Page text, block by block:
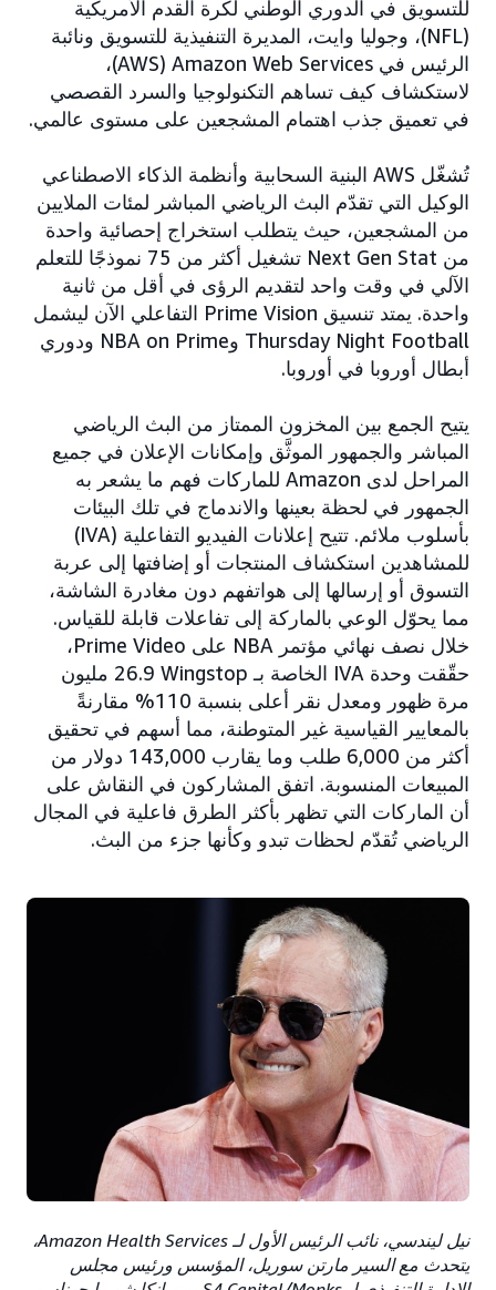
للتسويق في الدوري الوطني لكرة القدم الأمريكية
(NFL)، وجوليا وايت، المديرة التنفيذية للتسويق ونائبة
الرئيس في Amazon Web Services‏ (AWS)،
لاستكشاف كيف تساهم التكنولوجيا والسرد القصصي
في تعميق جذب اهتمام المشجعين على مستوى عالمي.
تُشغّل AWS البنية السحابية وأنظمة الذكاء الاصطناعي
الوكيل التي تقدّم البث الرياضي المباشر لمئات الملايين
من المشجعين، حيث يتطلب استخراج إحصائية واحدة
من Next Gen Stat تشغيل أكثر من 75 نموذجًا للتعلم
الآلي في وقت واحد لتقديم الرؤى في أقل من ثانية
واحدة. يمتد تنسيق Prime Vision التفاعلي الآن ليشمل
Thursday Night Football وNBA on Prime ودوري
أبطال أوروبا في أوروبا.
يتيح الجمع بين المخزون الممتاز من البث الرياضي
المباشر والجمهور الموثَّق وإمكانات الإعلان في جميع
المراحل لدى Amazon للماركات فهم ما يشعر به
الجمهور في لحظة بعينها والاندماج في تلك البيئات
بأسلوب ملائم. تتيح إعلانات الفيديو التفاعلية (IVA)
للمشاهدين استكشاف المنتجات أو إضافتها إلى عربة
التسوق أو إرسالها إلى هواتفهم دون مغادرة الشاشة،
مما يحوّل الوعي بالماركة إلى تفاعلات قابلة للقياس.
خلال نصف نهائي مؤتمر NBA على Prime Video،
حقّقت وحدة IVA الخاصة بـ Wingstop‏ 26.9 مليون
مرة ظهور ومعدل نقر أعلى بنسبة 110% مقارنةً
بالمعايير القياسية غير المتوطنة، مما أسهم في تحقيق
أكثر من 6,000 طلب وما يقارب 143,000 دولار من
المبيعات المنسوبة. اتفق المشاركون في النقاش على
أن الماركات التي تظهر بأكثر الطرق فاعلية في المجال
الرياضي تُقدّم لحظات تبدو وكأنها جزء من البث.
نيل ليندسي، نائب الرئيس الأول لـ Amazon Health Services،
يتحدث مع السير مارتن سوريل، المؤسس ورئيس مجلس